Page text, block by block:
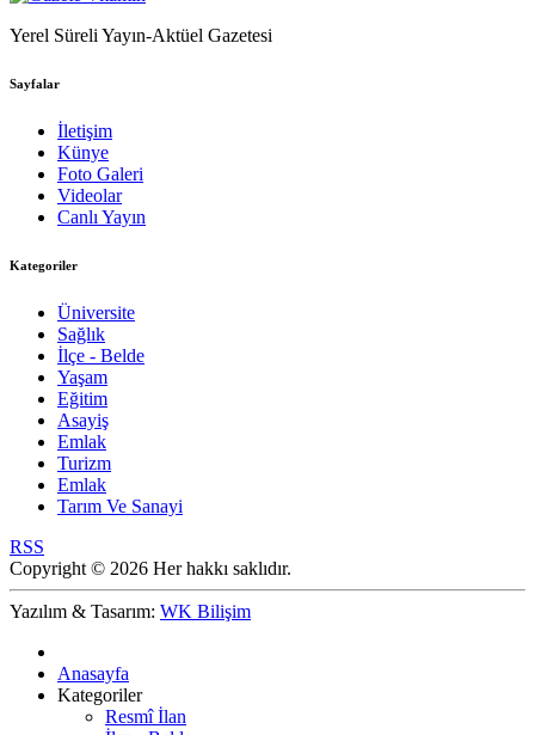
Yerel Süreli Yayın-Aktüel Gazetesi
Sayfalar
İletişim
Künye
Foto Galeri
Videolar
Canlı Yayın
Kategoriler
Üniversite
Sağlık
İlçe - Belde
Yaşam
Eğitim
Asayiş
Emlak
Turizm
Emlak
Tarım Ve Sanayi
RSS
Copyright © 2026 Her hakkı saklıdır.
Yazılım & Tasarım: WK Bilişim
Anasayfa
Kategoriler
Resmî İlan